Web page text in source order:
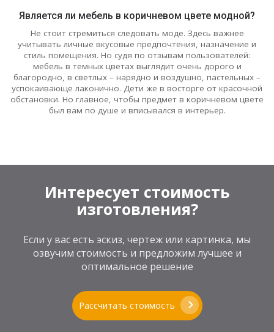
Является ли мебель в коричневом цвете модной?
Не стоит стремиться следовать моде. Здесь важнее
учитывать личные вкусовые предпочтения, назначение и
стиль помещения. Но судя по отзывам пользователей:
мебель в темных цветах выглядит очень дорого и
благородно, в светлых – нарядно и воздушно, пастельных –
успокаивающе лаконично. Дети же в восторге от красочной
обстановки. Но главное, чтобы предмет в коричневом цвете
был вам по душе и вписывался в интерьер.
Интересует стоимость
изготовления?
Если у вас есть эскиз, чертеж или картинка, мы
озвучим стоимость и предложим лучшее и
оптимальное решение
Рассчитать стоимость